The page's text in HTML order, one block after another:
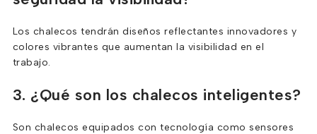
Los chalecos tendrán diseños reflectantes innovadores y
colores vibrantes que aumentan la visibilidad en el
trabajo.
3. ¿Qué son los chalecos inteligentes?
Son chalecos equipados con tecnología como sensores